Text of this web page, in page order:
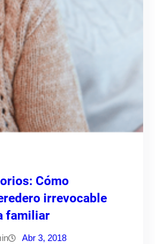
Cómo
irrevocable
familiar
Abr 3, 2018